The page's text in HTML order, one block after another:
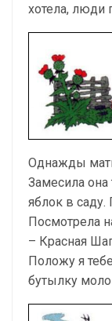
хотела, люди
Однажды
Замесила она
яблок в
Посмотрела
– Красная
Положу я
бутылку